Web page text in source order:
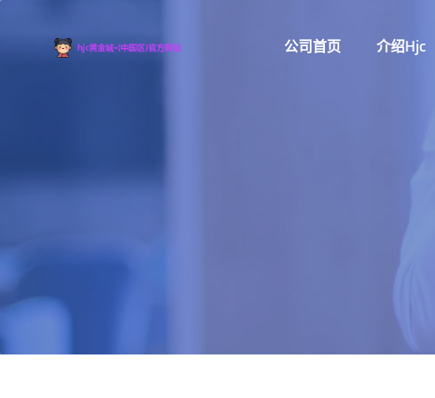
公司首页 介绍hjc